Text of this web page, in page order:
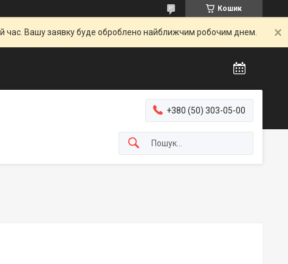
Кошик
час. Вашу заявку буде оброблено найближчим робочим днем.
+380 (50) 303-05-00